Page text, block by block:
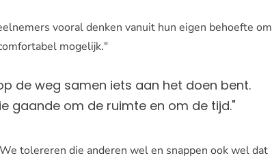
vooral denken vanuit hun eigen behoefte om
mogelijk."
de weg samen iets aan het doen bent.
gaande om de ruimte en om de tijd."
tolereren die anderen wel en snappen ook wel dat